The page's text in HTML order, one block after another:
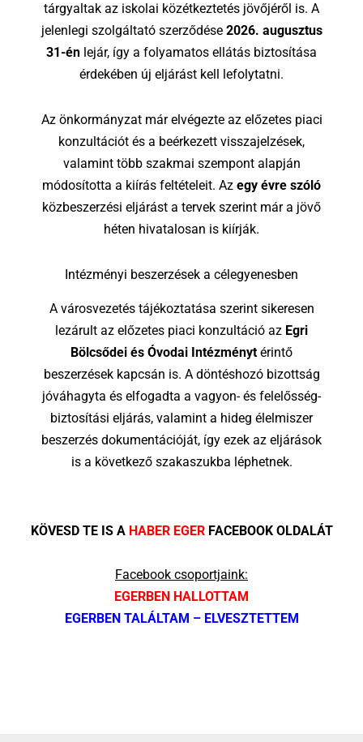
tárgyaltak az iskolai közétkeztetés jövőjéről is. A
jelenlegi szolgáltató szerződése 2026. augusztus
31-én lejár, így a folyamatos ellátás biztosítása
érdekében új eljárást kell lefolytatni.
Az önkormányzat már elvégezte az előzetes piaci
konzultációt és a beérkezett visszajelzések,
valamint több szakmai szempont alapján
módosította a kiírás feltételeit. Az egy évre szóló
közbeszerzési eljárást a tervek szerint már a jövő
héten hivatalosan is kiírják.
Intézményi beszerzések a célegyenesben
A városvezetés tájékoztatása szerint sikeresen
lezárult az előzetes piaci konzultáció az Egri
Bölcsődei és Óvodai Intézményt érintő
beszerzések kapcsán is. A döntéshozó bizottság
jóváhagyta és elfogadta a vagyon- és felelősség-
biztosítási eljárás, valamint a hideg élelmiszer
beszerzés dokumentációját, így ezek az eljárások
is a következő szakaszukba léphetnek.
KÖVESD TE IS A HABER EGERFACEBOOK OLDALÁT
Facebook csoportjaink:
EGERBEN HALLOTTAM
EGERBEN TALÁLTAM – ELVESZTETTEM